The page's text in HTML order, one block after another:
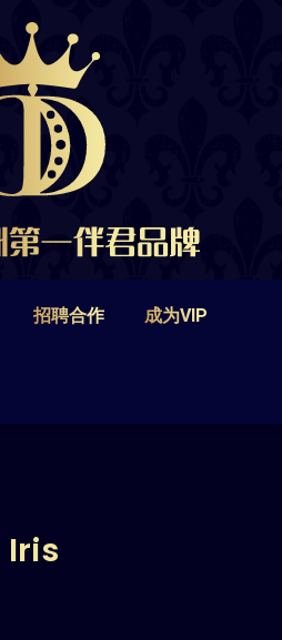
招聘合作 成为VIP
Iris
招聘合作
布里斯班